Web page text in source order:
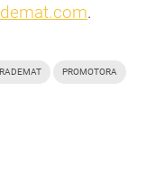
.
PROMOTORA